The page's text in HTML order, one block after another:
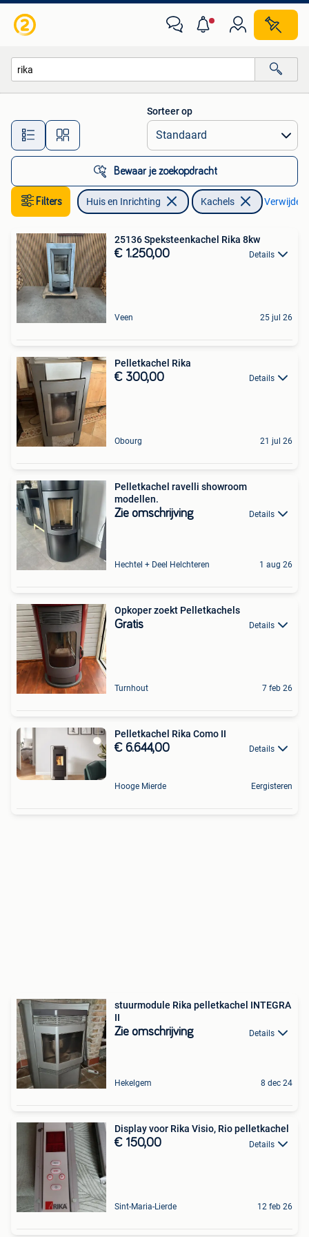
Alle afstanden…
Sorteer op
Bewaar je zoekopdracht
Filters Huis en Inrichting Kachels Verwijder
25136 Speksteenkachel Rika 8kw
€ 1.250,00 Details
Veen 25 jul 26
Pelletkachel Rika
€ 300,00 Details
Obourg 21 jul 26
Pelletkachel ravelli showroom
modellen.
Zie omschrijving Details
Hechtel + Deel Helchteren 1 aug 26
Opkoper zoekt Pelletkachels
Gratis Details
Turnhout 7 feb 26
Pelletkachel Rika Como II
€ 6.644,00 Details
Hooge Mierde Eergisteren
stuurmodule Rika pelletkachel INTEGRA
II
Zie omschrijving Details
Hekelgem 8 dec 24
Display voor Rika Visio, Rio pelletkachel
€ 150,00 Details
Sint-Maria-Lierde 12 feb 26